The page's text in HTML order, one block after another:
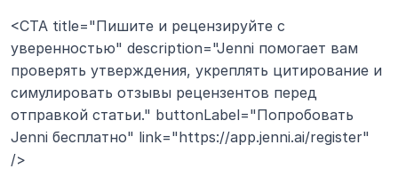
<CTA title="Пишите и рецензируйте с
уверенностью" description="Jenni помогает вам
проверять утверждения, укреплять цитирование и
симулировать отзывы рецензентов перед
отправкой статьи." buttonLabel="Попробовать
Jenni бесплатно" link="https://app.jenni.ai/register"
/>